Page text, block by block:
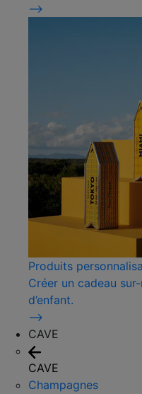
⟶
Produits
Créer un cadeau sur-
d’enfant.
⟶
CAVE
CAVE
Champagnes